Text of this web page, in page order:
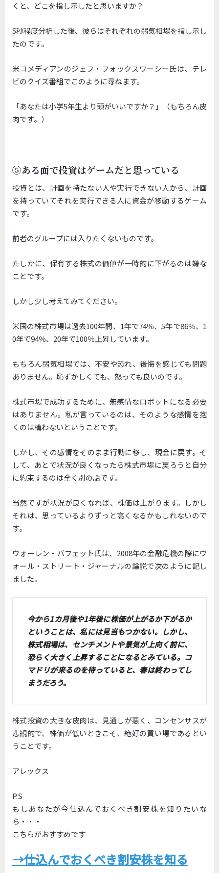
くと、どこを指し示したと思いますか？
5秒程度分析した後、彼らはそれぞれの弱気相場を指し示し
たのです。
米コメディアンのジェフ・フォックスワーシー氏は、テレ
ビのクイズ番組でこのように尋ねます。
「あなたは小学5年生より頭がいいですか？」（もちろん皮
肉です。）
⑤ある面で投資はゲームだと思っている
投資とは、計画を持たない人や実行できない人から、計画
を持っていてそれを実行できる人に資金が移動するゲーム
です。
前者のグループには入りたくないものです。
たしかに、保有する株式の価値が一時的に下がるのは嫌な
ことです。
しかし少し考えてみてください。
米国の株式市場は過去100年間、1年で74％、5年で86％、1
0年で94％、20年で100％上昇しています。
もちろん弱気相場では、不安や恐れ、後悔を感じても問題
ありません。恥ずかしくても、怒っても良いのです。
株式市場で成功するために、無感情なロボットになる必要
はありません。私が言っているのは、そのような感情を抱
くのは構わないということです。
しかし、その感情をそのまま行動に移し、現金に戻す。そ
して、あとで状況が良くなったら株式市場に戻ろうと自分
に約束するのは全く別の話です。
当然ですが状況が良くなれば、株価は上がります。しかし
それは、思っているよりずっと高くなるかもしれないので
す。
ウォーレン・バフェット氏は、2008年の金融危機の際にウ
ォール・ストリート・ジャーナルの論説で次のように記し
ました。
今から1カ月後や1年後に株価が上がるか下がるか
ということは、私には見当もつかない。しかし、
株式相場は、センチメントや景気が上向く前に、
恐らく大きく上昇することになるとみている。コ
マドリが来るのを待っていると、春は終わってし
まうだろう。
株式投資の大きな皮肉は、見通しが悪く、コンセンサスが
悲観的で、株価が低いときこそ、絶好の買い場であるとい
うことです。
アレックス
P.S
もしあなたが今仕込んでおくべき割安株を知りたいな
ら・・・
こちらがおすすめです
→仕込んでおくべき割安株を知る